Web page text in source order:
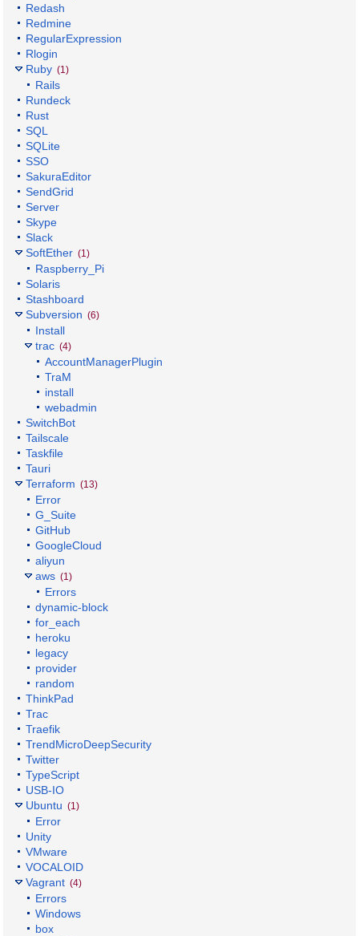
Redash
Redmine
RegularExpression
Rlogin
Ruby (1)
Rails
Rundeck
Rust
SQL
SQLite
SSO
SakuraEditor
SendGrid
Server
Skype
Slack
SoftEther (1)
Raspberry_Pi
Solaris
Stashboard
Subversion (6)
Install
trac (4)
AccountManagerPlugin
TraM
install
webadmin
SwitchBot
Tailscale
Taskfile
Tauri
Terraform (13)
Error
G_Suite
GitHub
GoogleCloud
aliyun
aws (1)
Errors
dynamic-block
for_each
heroku
legacy
provider
random
ThinkPad
Trac
Traefik
TrendMicroDeepSecurity
Twitter
TypeScript
USB-IO
Ubuntu (1)
Error
Unity
VMware
VOCALOID
Vagrant (4)
Errors
Windows
box